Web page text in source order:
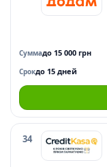
Суммадо 15 000 грн
Срокдо 15 дней
34